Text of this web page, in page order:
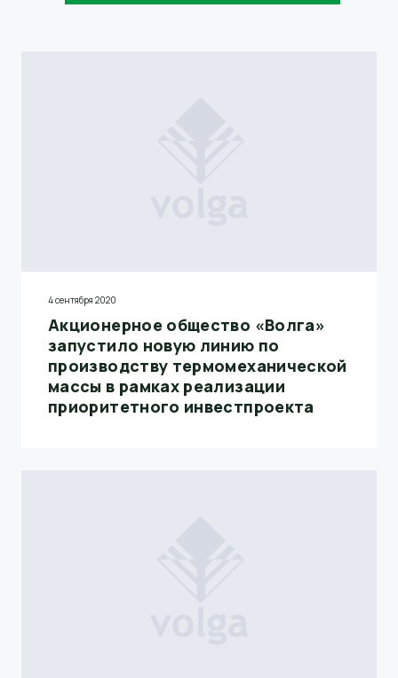
4 сентября 2020
Акционерное общество «Волга»
запустило новую линию по
производству термомеханической
массы в рамках реализации
приоритетного инвестпроекта